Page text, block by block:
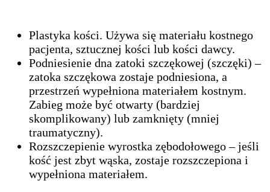
Plastyka kości. Używa się materiału kostnego
pacjenta, sztucznej kości lub kości dawcy.
Podniesienie dna zatoki szczękowej (szczęki) –
zatoka szczękowa zostaje podniesiona, a
przestrzeń wypełniona materiałem kostnym.
Zabieg może być otwarty (bardziej
skomplikowany) lub zamknięty (mniej
traumatyczny).
Rozszczepienie wyrostka zębodołowego – jeśli
kość jest zbyt wąska, zostaje rozszczepiona i
wypełniona materiałem.